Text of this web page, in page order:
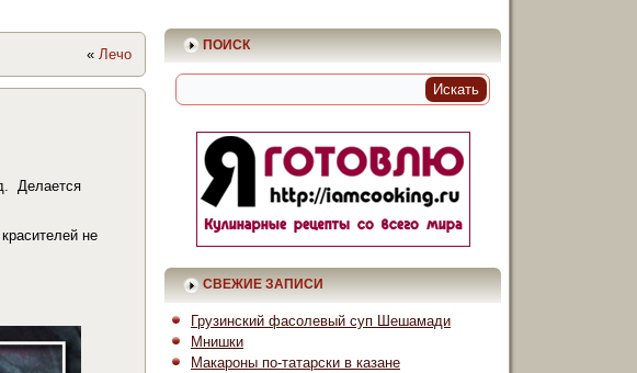
« Лечо
Делается
не
ПОИСК
СВЕЖИЕ ЗАПИСИ
Грузинский фасолевый суп Шешамади
Мнишки
Макароны по-татарски в казане